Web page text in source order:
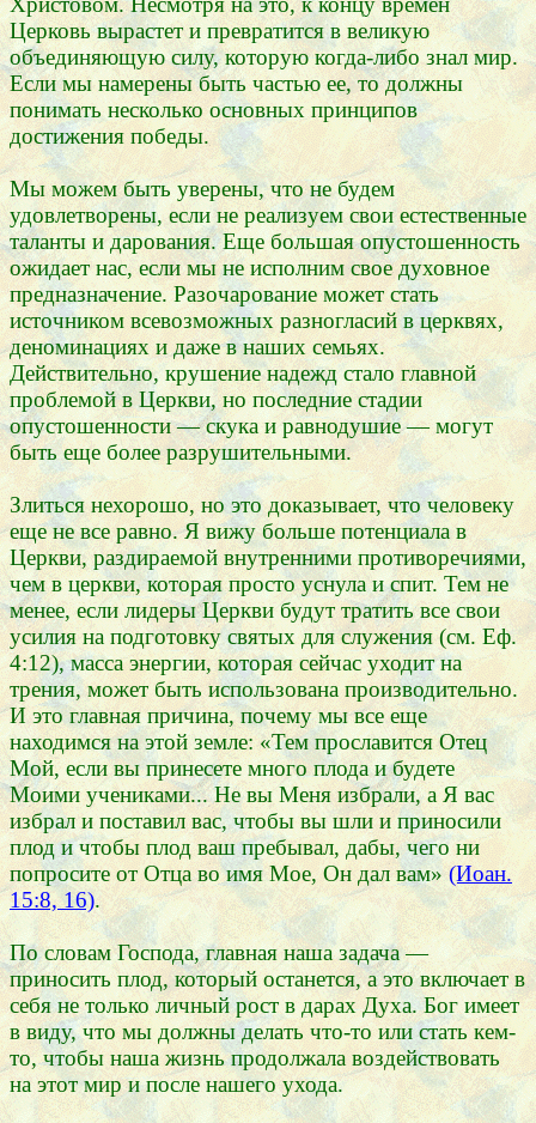
Церковь вырастет и превратится в великую
объединяющую силу, которую когда-либо знал мир.
Если мы намерены быть частью ее, то должны
понимать несколько основных принципов
достижения победы.
Мы можем быть уверены, что не будем
удовлетворены, если не реализуем свои естественные
таланты и дарования. Еще большая опустошенность
ожидает нас, если мы не исполним свое духовное
предназначение. Разочарование может стать
источником всевозможных разногласий в церквях,
деноминациях и даже в наших семьях.
Действительно, крушение надежд стало главной
проблемой в Церкви, но последние стадии
опустошенности — скука и равнодушие — могут
быть еще более разрушительными.
Злиться нехорошо, но это доказывает, что человеку
еще не все равно. Я вижу больше потенциала в
Церкви, раздираемой внутренними противоречиями,
чем в церкви, которая просто уснула и спит. Тем не
менее, если лидеры Церкви будут тратить все свои
усилия на подготовку святых для служения (см. Еф.
4:12), масса энергии, которая сейчас уходит на
трения, может быть использована производительно.
И это главная причина, почему мы все еще
находимся на этой земле: «Тем прославится Отец
Мой, если вы принесете много плода и будете
Моими учениками... Не вы Меня избрали, а Я вас
избрал и поставил вас, чтобы вы шли и приносили
плод и чтобы плод ваш пребывал, дабы, чего ни
попросите от Отца во имя Мое, Он дал вам» (Иоан.
15:8, 16).
По словам Господа, главная наша задача —
приносить плод, который останется, а это включает в
себя не только личный рост в дарах Духа. Бог имеет
в виду, что мы должны делать что-то или стать кем-
то, чтобы наша жизнь продолжала воздействовать
на этот мир и после нашего ухода.